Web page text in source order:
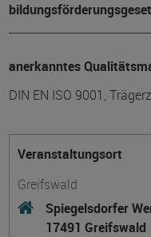
anerkanntes
DIN EN ISO 9001,
Veranstaltungsort
Greifswald
Spiegelsdorfer
17491 Greifswald